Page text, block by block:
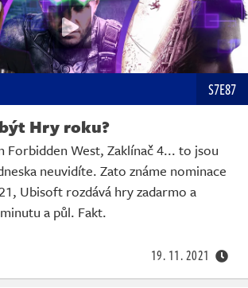
S7E87
Hry roku?
Forbidden West, Zaklínač 4... to jsou
neuvidíte. Zato známe nominace
Ubisoft rozdává hry zadarmo a
a půl. Fakt.
19. 11. 2021